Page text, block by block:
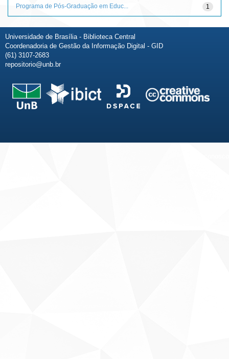
1
Programa de Pós-Graduação em Educ...
Universidade de Brasília - Biblioteca Central
Coordenadoria de Gestão da Informação Digital - GID
(61) 3107-2683
repositorio@unb.br